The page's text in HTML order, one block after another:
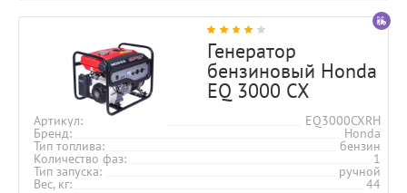
Генератор
бензиновый Honda
EQ 3000 CX
Артикул EQ3000CXRH
Бренд Honda
Тип топлива бензин
Количество фаз 1
Тип запуска ручной
Вес, кг 44